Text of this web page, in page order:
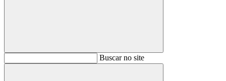
BuscarBuscar no site